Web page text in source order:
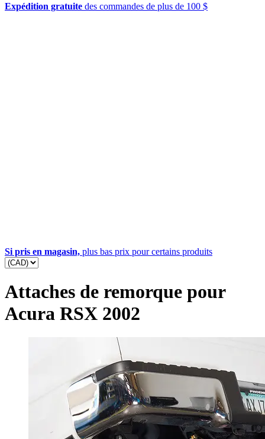
Expédition gratuite des commandes de plus de 100 $
Si pris en magasin, plus bas prix pour certains produits
Attaches de remorque pour
Acura RSX 2002